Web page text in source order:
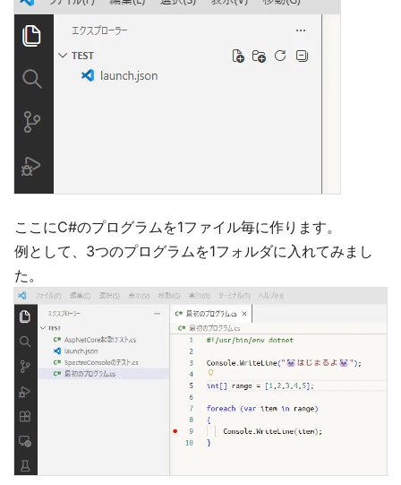
ここにC#のプログラムを1ファイル毎に作ります。
例として、3つのプログラムを1フォルダに入れてみまし
た。